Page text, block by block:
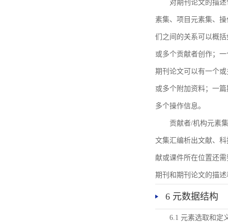
对期刊论文的描
素集、项目元素集、
们之间的关系可以概
或多个贡献者创作；
期刊论文可以有一个
或多个附加资料；一
多个操作信息。
贡献者/机构元素
文集汇编析出文献、
献或课件所在位置还
期刊和期刊论文的描
6 元数据结构
6.1 元素选取和定